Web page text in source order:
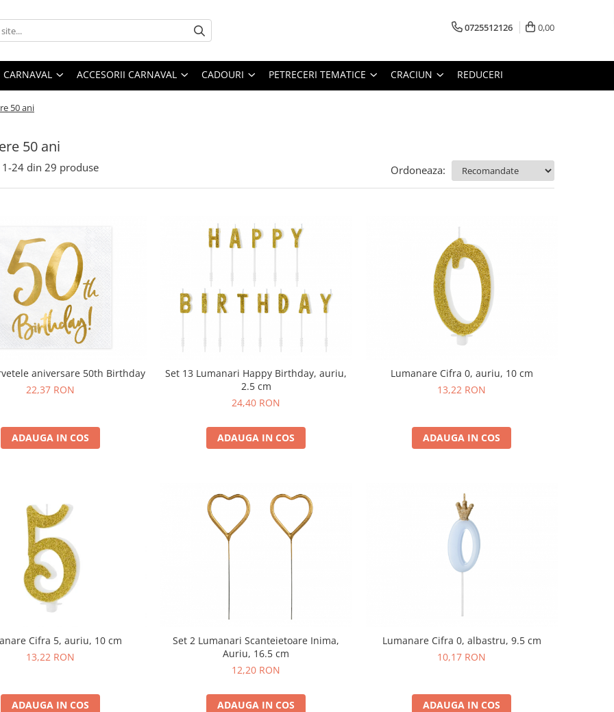
0725512126 0,00
ACCESORII CARNAVAL CADOURI PETRECERI TEMATICE CRACIUN REDUCERI
50 ani
50 ani
1-24 din 29 produse Ordoneaza:
aniversare 50th Birthday
22,37 RON
ADAUGA IN COS
Set 13 Lumanari Happy Birthday, auriu,
2.5 cm
24,40 RON
ADAUGA IN COS
Lumanare Cifra 0, auriu, 10 cm
13,22 RON
ADAUGA IN COS
Cifra 5, auriu, 10 cm
13,22 RON
ADAUGA IN COS
Set 2 Lumanari Scanteietoare Inima,
Auriu, 16.5 cm
12,20 RON
ADAUGA IN COS
Lumanare Cifra 0, albastru, 9.5 cm
10,17 RON
ADAUGA IN COS